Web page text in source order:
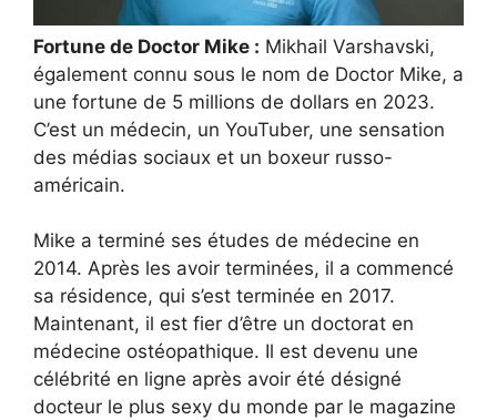
Fortune de Doctor Mike : Mikhail Varshavski,
également connu sous le nom de Doctor Mike, a
une fortune de 5 millions de dollars en 2023.
C’est un médecin, un YouTuber, une sensation
des médias sociaux et un boxeur russo-
américain.
Mike a terminé ses études de médecine en
2014. Après les avoir terminées, il a commencé
sa résidence, qui s’est terminée en 2017.
Maintenant, il est fier d’être un doctorat en
médecine ostéopathique. Il est devenu une
célébrité en ligne après avoir été désigné
docteur le plus sexy du monde par le magazine